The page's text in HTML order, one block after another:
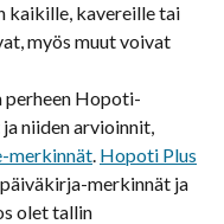
kaikille, kavereille tai
myös muut voivat
perheen Hopoti-
niiden arvioinnit,
merkinnät. Hopoti Plus
merkinnät ja
olet tallin